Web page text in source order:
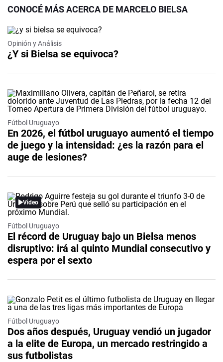
CONOCÉ MÁS ACERCA DE MARCELO BIELSA
Opinión y Análisis
¿Y si Bielsa se equivoca?
Fútbol Uruguayo
En 2026, el fútbol uruguayo aumentó el tiempo
de juego y la intensidad: ¿es la razón para el
auge de lesiones?
Video
Fútbol Uruguayo
El récord de Uruguay bajo un Bielsa menos
disruptivo: irá al quinto Mundial consecutivo y
espera por el sexto
Fútbol Uruguayo
Dos años después, Uruguay vendió un jugador
a la elite de Europa, un mercado restringido a
sus futbolistas